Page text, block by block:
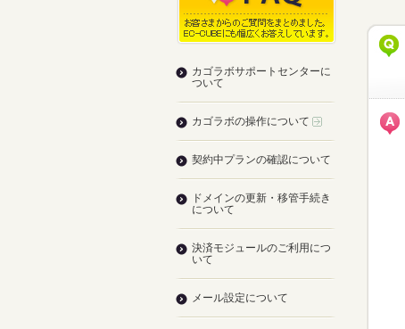
カゴラボサポートセンターに
ついて
カゴラボの操作について
契約中プランの確認について
ドメインの更新・移管手続き
について
決済モジュールのご利用につ
いて
メール設定について